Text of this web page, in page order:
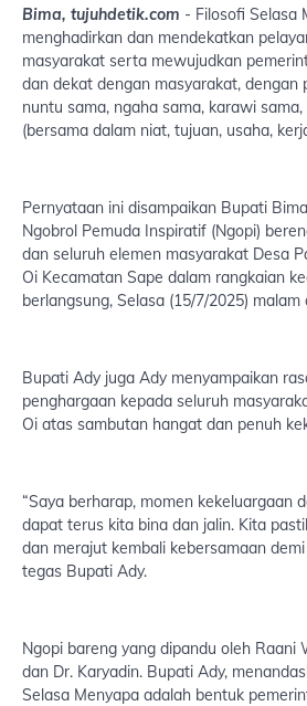
Bima, tujuhdetik.com - Filosofi Selasa
menghadirkan dan mendekatkan
masyarakat serta mewujudkan
dan dekat dengan masyarakat, dengan
nuntu sama, ngaha sama, karawi
(bersama dalam niat, tujuan, usaha,
Pernyataan ini disampaikan Bupati
Ngobrol Pemuda Inspiratif (Ngopi)
dan seluruh elemen masyarakat Desa
Oi Kecamatan Sape dalam rangkaian
berlangsung, Selasa (15/7/2025) malam
Bupati Ady juga Ady menyampaikan
penghargaan kepada seluruh
Oi atas sambutan hangat dan penuh
“Saya berharap, momen kekeluargaan
dapat terus kita bina dan jalin. Kita
dan merajut kembali kebersamaan
tegas Bupati Ady.
Ngopi bareng yang dipandu oleh Raani
dan Dr. Karyadin. Bupati Ady,
Selasa Menyapa adalah bentuk